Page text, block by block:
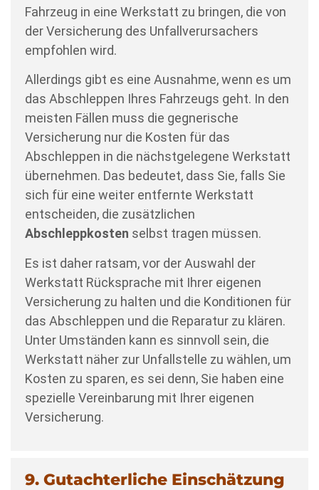
Fahrzeug in eine Werkstatt zu bringen, die von
der Versicherung des Unfallverursachers
empfohlen wird.
Allerdings gibt es eine Ausnahme, wenn es um
das Abschleppen Ihres Fahrzeugs geht. In den
meisten Fällen muss die gegnerische
Versicherung nur die Kosten für das
Abschleppen in die nächstgelegene Werkstatt
übernehmen. Das bedeutet, dass Sie, falls Sie
sich für eine weiter entfernte Werkstatt
entscheiden, die zusätzlichen
Abschleppkosten selbst tragen müssen.
Es ist daher ratsam, vor der Auswahl der
Werkstatt Rücksprache mit Ihrer eigenen
Versicherung zu halten und die Konditionen für
das Abschleppen und die Reparatur zu klären.
Unter Umständen kann es sinnvoll sein, die
Werkstatt näher zur Unfallstelle zu wählen, um
Kosten zu sparen, es sei denn, Sie haben eine
spezielle Vereinbarung mit Ihrer eigenen
Versicherung.
9. Gutachterliche Einschätzung